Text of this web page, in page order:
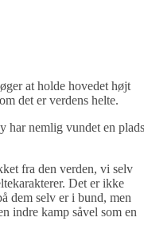
at holde hovedet højt
det er verdens helte.
har nemlig vundet en
fra den verden, vi selv
Det er ikke
dem selv er i bund, men
indre kamp såvel som en